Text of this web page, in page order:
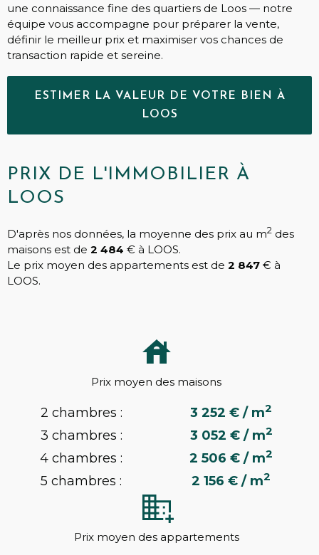
une connaissance fine des quartiers de Loos — notre
équipe vous accompagne pour préparer la vente,
définir le meilleur prix et maximiser vos chances de
transaction rapide et sereine.
ESTIMER LA VALEUR DE VOTRE BIEN À
LOOS
PRIX DE L'IMMOBILIER À
LOOS
D'après nos données, la moyenne des prix au m2 des
maisons est de 2 484 € à LOOS.
Le prix moyen des appartements est de 2 847 € à
LOOS.
Prix moyen des maisons
2 chambres : 3 252 € / m2
3 chambres : 3 052 € / m2
4 chambres : 2 506 € / m2
5 chambres : 2 156 € / m2
Prix moyen des appartements